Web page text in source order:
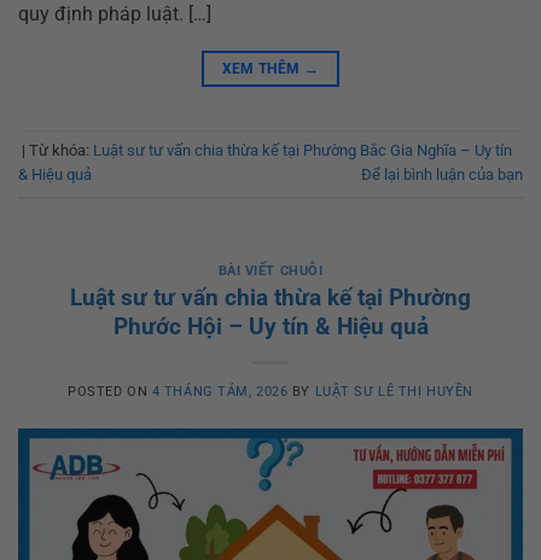
quy định pháp luật. […]
XEM THÊM →
| Từ khóa: Luật sư tư vấn chia thừa kế tại Phường Bắc Gia Nghĩa – Uy tín
& Hiệu quả
Để lại bình luận của bạn
BÀI VIẾT CHUỖI
Luật sư tư vấn chia thừa kế tại Phường
Phước Hội – Uy tín & Hiệu quả
POSTED ON 4 THÁNG TÁM, 2026 BY LUẬT SƯ LÊ THỊ HUYỀN